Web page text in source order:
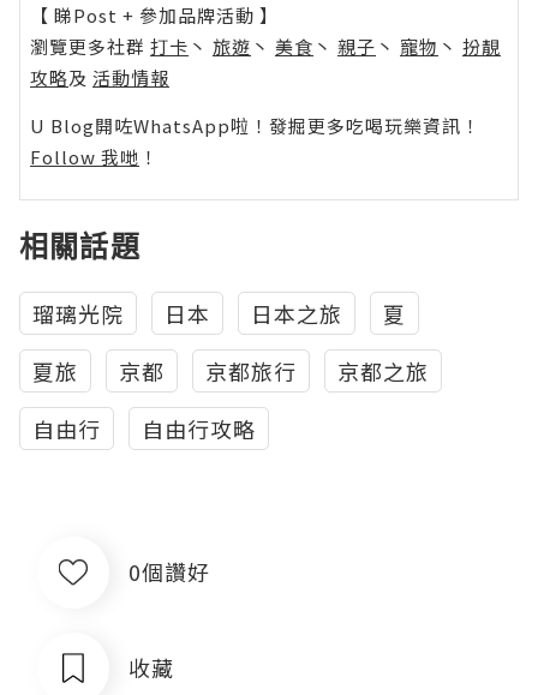
【 睇Post + 參加品牌活動 】
瀏覽更多社群 打卡 丶 旅遊 丶 美食 丶 親子 丶 寵物 丶 扮靚
攻略及 活動情報
U Blog開咗WhatsApp啦！發掘更多吃喝玩樂資訊！
Follow 我哋 ！
相關話題
瑠璃光院 日本 日本之旅
夏
夏旅
京都 京都旅行
京都之旅
自由行
自由行攻略
0個讚好
收藏